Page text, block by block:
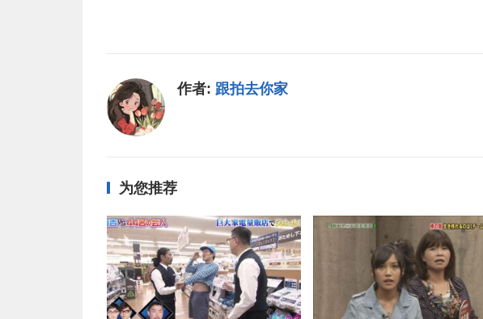
作者: 跟拍去你家
为您推荐